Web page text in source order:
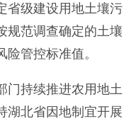
省级建设用地土壤污
规范调查确定的土壤
管控标准值。
持续推进农用地土
湖北省因地制宜开展